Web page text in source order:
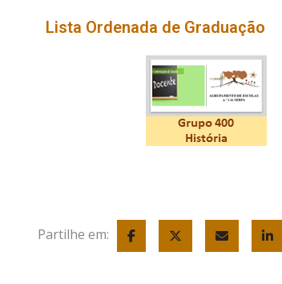
Lista Ordenada de Graduação
Partilhe em: